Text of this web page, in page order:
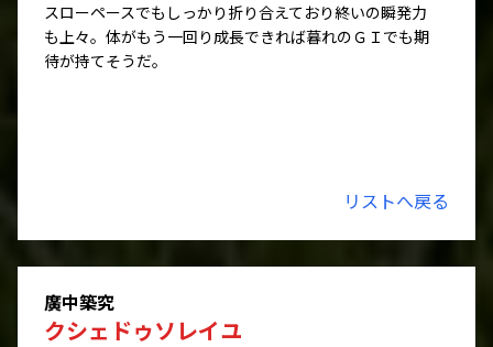
スローペースでもしっかり折り合えており終いの瞬発力
も上々。体がもう一回り成長できれば暮れのＧＩでも期
待が持てそうだ。
リストへ戻る
廣中築究
クシェドゥソレイユ